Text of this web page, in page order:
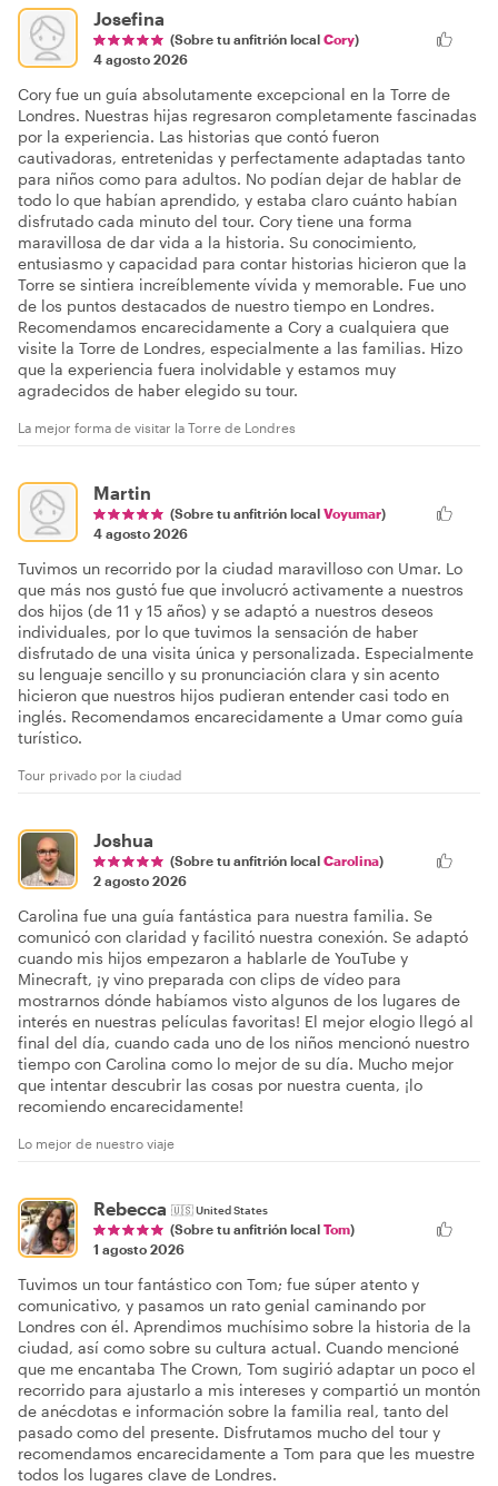
Josefina
(Sobre tu anfitrión local Cory)
4 agosto 2026
Cory fue un guía absolutamente excepcional en la Torre de
Londres. Nuestras hijas regresaron completamente fascinadas
por la experiencia. Las historias que contó fueron
cautivadoras, entretenidas y perfectamente adaptadas tanto
para niños como para adultos. No podían dejar de hablar de
todo lo que habían aprendido, y estaba claro cuánto habían
disfrutado cada minuto del tour. Cory tiene una forma
maravillosa de dar vida a la historia. Su conocimiento,
entusiasmo y capacidad para contar historias hicieron que la
Torre se sintiera increíblemente vívida y memorable. Fue uno
de los puntos destacados de nuestro tiempo en Londres.
Recomendamos encarecidamente a Cory a cualquiera que
visite la Torre de Londres, especialmente a las familias. Hizo
que la experiencia fuera inolvidable y estamos muy
agradecidos de haber elegido su tour.
La mejor forma de visitar la Torre de Londres
Martin
(Sobre tu anfitrión local Voyumar)
4 agosto 2026
Tuvimos un recorrido por la ciudad maravilloso con Umar. Lo
que más nos gustó fue que involucró activamente a nuestros
dos hijos (de 11 y 15 años) y se adaptó a nuestros deseos
individuales, por lo que tuvimos la sensación de haber
disfrutado de una visita única y personalizada. Especialmente
su lenguaje sencillo y su pronunciación clara y sin acento
hicieron que nuestros hijos pudieran entender casi todo en
inglés. Recomendamos encarecidamente a Umar como guía
turístico.
Tour privado por la ciudad
Joshua
(Sobre tu anfitrión local Carolina)
2 agosto 2026
Carolina fue una guía fantástica para nuestra familia. Se
comunicó con claridad y facilitó nuestra conexión. Se adaptó
cuando mis hijos empezaron a hablarle de YouTube y
Minecraft, ¡y vino preparada con clips de vídeo para
mostrarnos dónde habíamos visto algunos de los lugares de
interés en nuestras películas favoritas! El mejor elogio llegó al
final del día, cuando cada uno de los niños mencionó nuestro
tiempo con Carolina como lo mejor de su día. Mucho mejor
que intentar descubrir las cosas por nuestra cuenta, ¡lo
recomiendo encarecidamente!
Lo mejor de nuestro viaje
Rebecca 🇺🇸United States
(Sobre tu anfitrión local Tom)
1 agosto 2026
Tuvimos un tour fantástico con Tom; fue súper atento y
comunicativo, y pasamos un rato genial caminando por
Londres con él. Aprendimos muchísimo sobre la historia de la
ciudad, así como sobre su cultura actual. Cuando mencioné
que me encantaba The Crown, Tom sugirió adaptar un poco el
recorrido para ajustarlo a mis intereses y compartió un montón
de anécdotas e información sobre la familia real, tanto del
pasado como del presente. Disfrutamos mucho del tour y
recomendamos encarecidamente a Tom para que les muestre
todos los lugares clave de Londres.